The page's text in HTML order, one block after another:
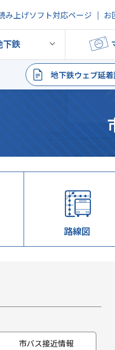
み上げソフト対応ページ お
下鉄
地下鉄ウェブ延
路線図
市バス接近情報